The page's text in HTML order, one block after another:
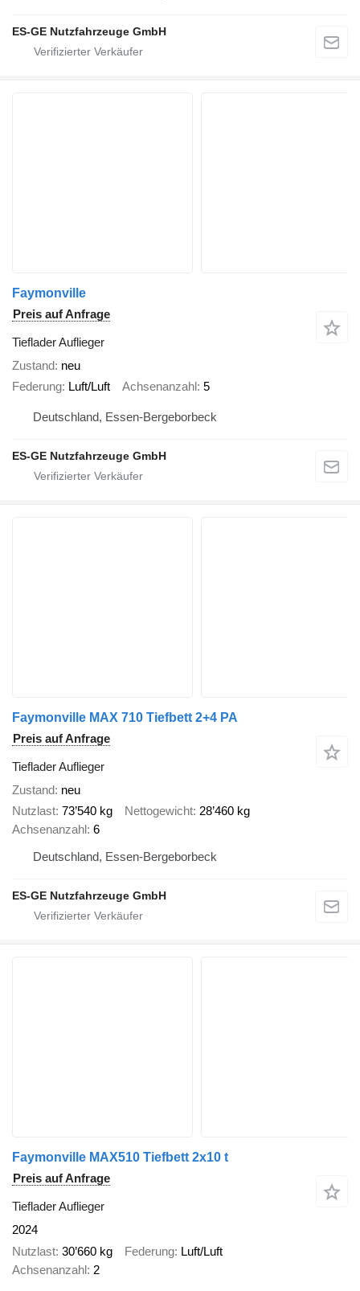
ES-GE Nutzfahrzeuge GmbH
Faymonville
Preis auf Anfrage
Tieflader Auflieger
Zustand neu
Federung Luft/Luft Achsenanzahl 5
Deutschland, Essen-Bergeborbeck
ES-GE Nutzfahrzeuge GmbH
Faymonville MAX 710 Tiefbett 2+4 PA
Preis auf Anfrage
Tieflader Auflieger
Zustand neu
Nutzlast 73’540 kg Nettogewicht 28’460 kg
Achsenanzahl 6
Deutschland, Essen-Bergeborbeck
ES-GE Nutzfahrzeuge GmbH
Faymonville MAX510 Tiefbett 2x10 t
Preis auf Anfrage
Tieflader Auflieger
2024
Nutzlast 30’660 kg Federung Luft/Luft
Achsenanzahl 2